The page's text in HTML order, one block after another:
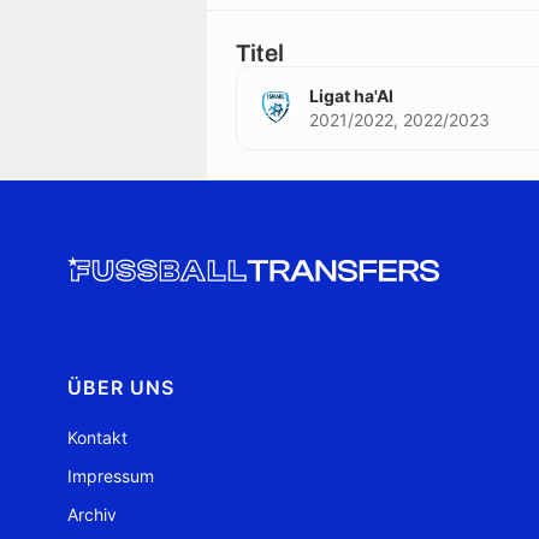
Titel
Ligat ha'Al
2021/2022, 2022/2023
ÜBER UNS
Kontakt
Impressum
Archiv